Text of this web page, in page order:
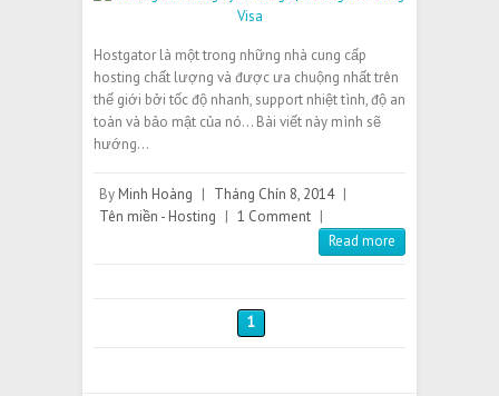
Hostgator là một trong những nhà cung cấp
hosting chất lượng và được ưa chuộng nhất trên
thế giới bởi tốc độ nhanh, support nhiệt tình, độ an
toàn và bảo mật của nó… Bài viết này mình sẽ
hướng…
By Minh Hoàng | Tháng Chín 8, 2014 |
Tên miền - Hosting | 1 Comment |
Read more
1